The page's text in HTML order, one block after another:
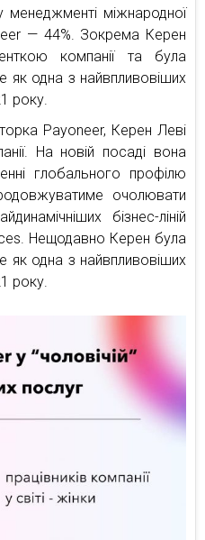
менеджменті міжнародної
— 44%. Зокрема Керен
компанії та була
як одна з найвпливовіших
року.
Payoneer, Керен Леві
На новій посаді вона
глобального профілю
очолювати
бізнес-ліній
Нещодавно Керен була
як одна з найвпливовіших
року.